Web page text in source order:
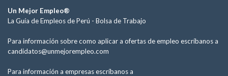
Un Mejor Empleo®
La Guía de Empleos de Perú - Bolsa de Trabajo
Para información sobre como aplicar a ofertas de empleo escríbanos a
candidatos@unmejorempleo.com
Para información a empresas escríbanos a